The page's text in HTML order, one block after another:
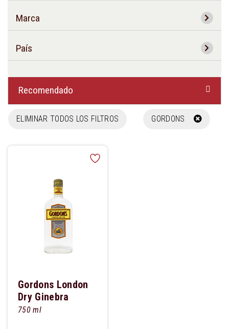
Marca
País
Recomendado
ELIMINAR TODOS LOS FILTROS GORDONS
Gordons London
Dry Ginebra
750 ml